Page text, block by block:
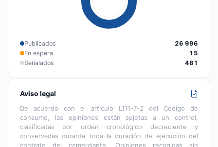
Publicados
26 996
En espera
15
Señalados
481
Aviso legal
De acuerdo con el artículo L111-7-2 del Código de
consumo, las opiniones están sujetas a un control,
clasificadas por orden cronológico decreciente y
conservadas durante toda la duración de ejecución del
contrato del comerciante. Opiniones recogidas sin